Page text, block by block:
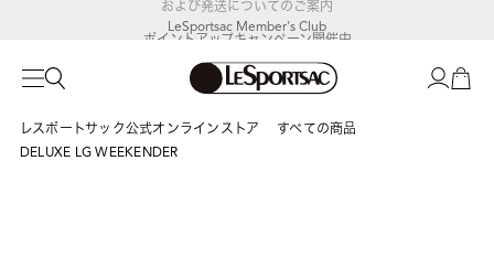
LeSportsac Member's Club
ポイントアップキャンペーン開催中
レスポートサック公式オンラインストア
すべての商品
DELUXE LG WEEKENDER